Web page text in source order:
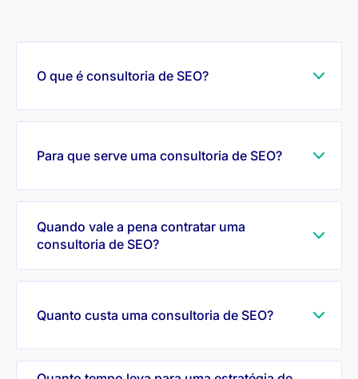
O que é consultoria de SEO?
Para que serve uma consultoria de SEO?
Quando vale a pena contratar uma
consultoria de SEO?
Quanto custa uma consultoria de SEO?